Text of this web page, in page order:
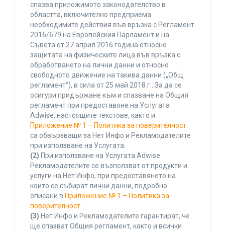
спазва приложимото законодателство в
областта, включително предприема
необходимите действия във връзка с Регламент
2016/679 на Европейския Парламент и на
Съвета от 27 април 2016 година относно
защитата на физическите лица във връзка с
обработването на лични данни и относно
свободното движение на такива данни („Общ
регламент“), в сила от 25 май 2018 г.. За да се
осигури придържане към и спазване на Общия
регламент при предоставяне на Услугата
Adwise, настоящите текстове, както и
Приложение № 1 – Политика за поверителност
са обвързващи за Нет Инфо и Рекламодателите
при използване на Услугата.
(2) При използване на Услугата Adwise
Рекламодателите се възползват от продукти и
услуги на Нет Инфо, при предоставянето на
които се събират лични данни, подробно
описани в Приложение № 1 – Политика за
поверителност.
(3) Нет Инфо и Рекламодателите гарантират, че
ще спазват Общия регламент, както и всички